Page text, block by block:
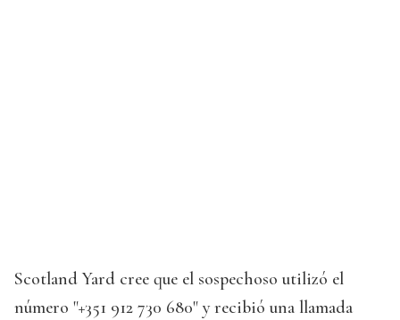
Scotland Yard cree que el sospechoso utilizó el
número "+351 912 730 680" y recibió una llamada